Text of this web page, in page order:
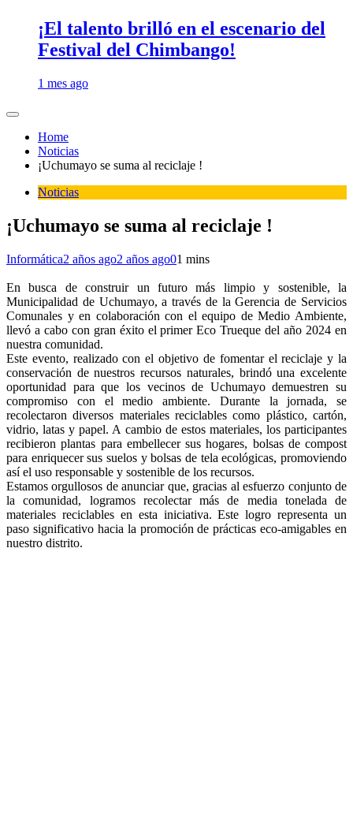
¡El talento brilló en el escenario del
Festival del Chimbango!
1 mes ago
Home
Noticias
¡Uchumayo se suma al reciclaje !
Noticias
¡Uchumayo se suma al reciclaje !
Informática2 años ago2 años ago01 mins
En busca de construir un futuro más limpio y sostenible, la
Municipalidad de Uchumayo, a través de la Gerencia de Servicios
Comunales y en colaboración con el equipo de Medio Ambiente,
llevó a cabo con gran éxito el primer Eco Trueque del año 2024 en
nuestra comunidad.
Este evento, realizado con el objetivo de fomentar el reciclaje y la
conservación de nuestros recursos naturales, brindó una excelente
oportunidad para que los vecinos de Uchumayo demuestren su
compromiso con el medio ambiente. Durante la jornada, se
recolectaron diversos materiales reciclables como plástico, cartón,
vidrio, latas y papel. A cambio de estos materiales, los participantes
recibieron plantas para embellecer sus hogares, bolsas de compost
para enriquecer sus suelos y bolsas de tela ecológicas, promoviendo
así el uso responsable y sostenible de los recursos.
Estamos orgullosos de anunciar que, gracias al esfuerzo conjunto de
la comunidad, logramos recolectar más de media tonelada de
materiales reciclables en esta iniciativa. Este logro representa un
paso significativo hacia la promoción de prácticas eco-amigables en
nuestro distrito.